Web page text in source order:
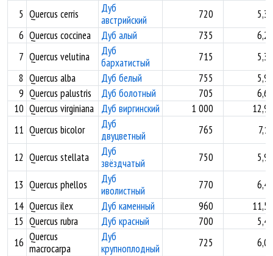
5 Quercus cerris
Дуб
австрийский
720
5,34
6 Quercus coccinea Дуб алый 735
6,23
7 Quercus velutina
Дуб
бархатистый
715
5,38
8 Quercus alba Дуб белый 755
5,99
9 Quercus palustris Дуб болотный 705
6,65
10 Quercus virginiana Дуб виргинский 1 000
12,92
11 Quercus bicolor
Дуб
двуцветный
765 7,14
12 Quercus stellata
Дуб
звёздчатый
750 5,99
13 Quercus phellos
Дуб
иволистный
770
6,49
14 Quercus ilex Дуб каменный 960
11,52
15 Quercus rubra Дуб красный 700
5,43
16 Quercus
macrocarpa
Дуб
крупноплодный
725 6,03